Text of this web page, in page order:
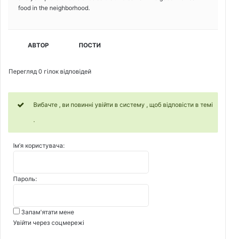
food in the neighborhood.
АВТОР ПОСТИ
Перегляд 0 гілок відповідей
Вибачте , ви повинні увійти в систему , щоб відповісти в темі
.
Ім’я користувача:
Пароль:
Запам'ятати мене
Увійти через соцмережі